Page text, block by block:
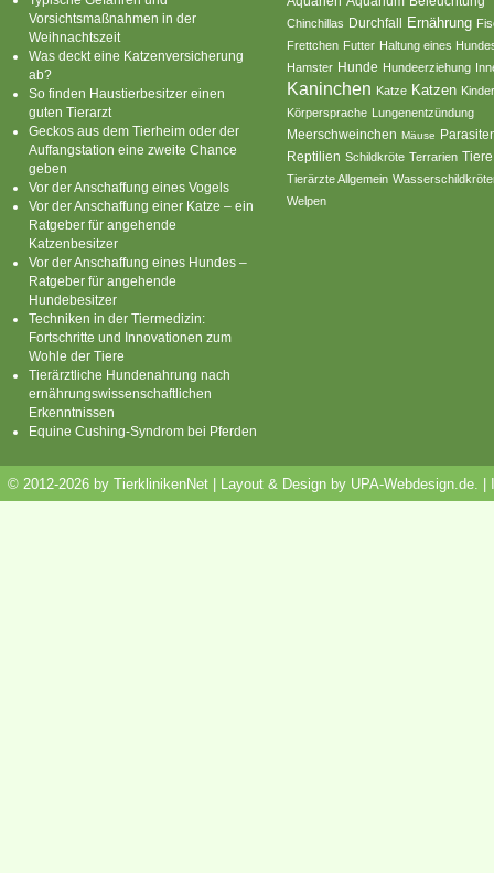
Vorsichtsmaßnahmen in der
Weihnachtszeit
Was deckt eine Katzenversicherung
ab?
So finden Haustierbesitzer einen
guten Tierarzt
Geckos aus dem Tierheim oder der
Auffangstation eine zweite Chance
geben
Vor der Anschaffung eines Vogels
Vor der Anschaffung einer Katze – ein
Ratgeber für angehende
Katzenbesitzer
Vor der Anschaffung eines Hundes –
Ratgeber für angehende
Hundebesitzer
Techniken in der Tiermedizin:
Fortschritte und Innovationen zum
Wohle der Tiere
Tierärztliche Hundenahrung nach
ernährungswissenschaftlichen
Erkenntnissen
Equine Cushing-Syndrom bei Pferden
Chinchillas Durchfall Ernährung
Frettchen Futter Haltung eines
Hamster Hunde Hundeerziehung
Kaninchen Katze Katzen
Körpersprache Lungenentzündung
Meerschweinchen Mäuse
Reptilien Schildkröte Terrarien Tiere
Tierärzte Allgemein
Welpen
© 2012-2026 by TierklinikenNet | Layout & Design by UPA-Webdesign.de.